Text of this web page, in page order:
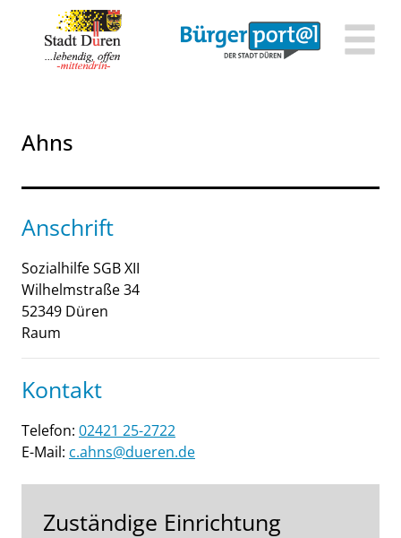
Zum Hauptinhalt springen
Zum Header
Zum Hauptinhalt
Zum Footer
Ahns
Anschrift
Sozialhilfe SGB XII
Wilhelmstraße34
52349 Düren
Raum
Kontakt
Telefon: 02421 25-2722
E-Mail: c.ahns@dueren.de
Zuständige Einrichtung